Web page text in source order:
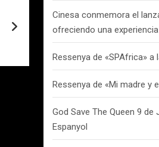
Cinesa conmemora el
ofreciendo una
Ressenya de «SPAfrica»
Ressenya de «Mi madre y
God Save The Queen 9 de
Espanyol